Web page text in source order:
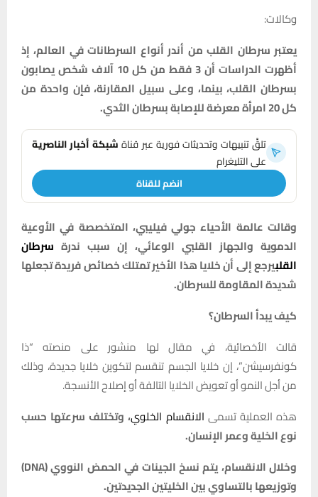
وكالات:
يعتبر سرطان القلب من أندر أنواع السرطانات في العالم، إذ
أظهرت الدراسات أن 3 فقط من كل 10 آلاف شخص يصابون
بسرطان القلب، بينما، وعلى سبيل المقارنة، فإن واحدة من
كل 20 امرأة معرضة للإصابة بسرطان الثدي.
تلقَّ تنبيهات وتحديثات فورية عبر قناةشبكة أخبار الناصرية
على التليغرام
انضم للقناة
وقالت عالمة الأحياء جولي فيليبي، المتخصصة في الأوعية
الدموية والجهاز القلبي الوعائي، إن سبب ندرة سرطان
القلبيرجع إلى أن خلايا هذا الأخير تمتلك خصائص فريدة تجعلها
شديدة المقاومة للسرطان.
كيف يبدأ السرطان؟
قالت الأخصائية، في مقال لها منشور على منصته “ذا
كونفرسيشن”، إن خلايا الجسم تنقسم لتكوين خلايا جديدة، وذلك
من أجل النمو أو تعويض الخلايا التالفة أو إصلاح الأنسجة.
هذه العملية تسمى الانقسام الخلوي، وتختلف سرعتها حسب
نوع الخلية وعمر الإنسان.
وخلال الانقسام، يتم نسخ الجينات في الحمض النووي (DNA)
وتوزيعها بالتساوي بين الخليتين الجديدتين.